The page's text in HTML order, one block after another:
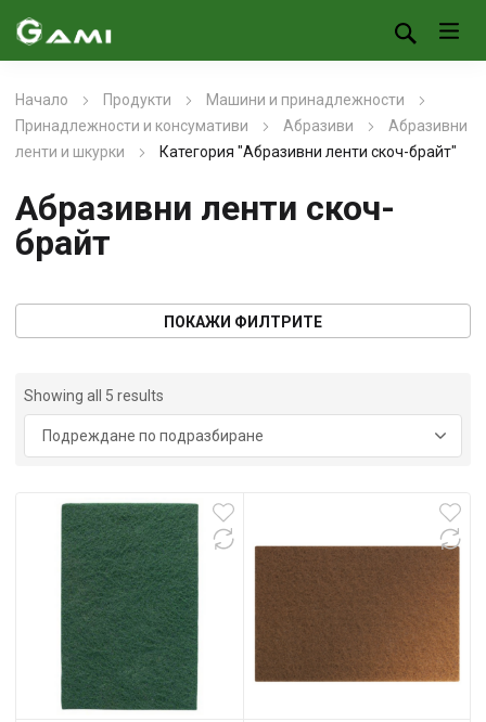
Начало Продукти
Машини и принадлежности
Принадлежности и консумативи
Абразиви
Абразивни
ленти и шкурки
Категория "Aбразивни ленти скоч-брайт"
Aбразивни ленти скоч-
брайт
ПОКАЖИ ФИЛТРИТЕ
Showing all 5 results